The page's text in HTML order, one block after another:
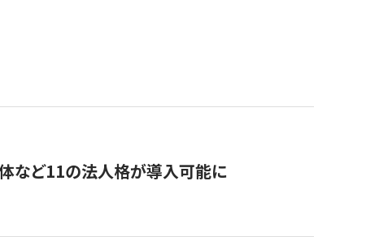
体など11の法人格が導入可能に